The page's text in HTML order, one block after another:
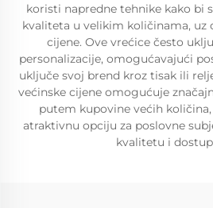
koristi napredne tehnike kako bi
kvaliteta u velikim količinama, uz
cijene. Ove vrećice često
personalizacije, omogućavajući
uključe svoj brend kroz tisak ili
većinske cijene omogućuje
putem kupovine većih
atraktivnu opciju za poslovne
kvalitetu i